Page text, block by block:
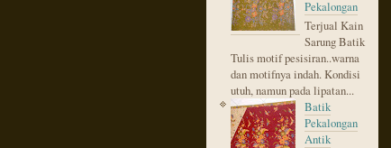
Pekalongan
Terjual Kain
Sarung Batik
Tulis motif pesisiran..warna
dan motifnya indah. Kondisi
utuh, namun pada lipatan...
Batik
Pekalongan
Antik